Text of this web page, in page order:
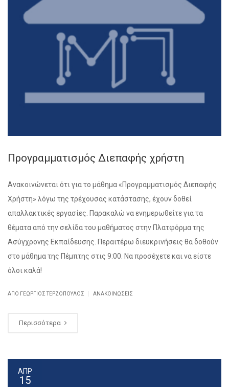
Προγραμματισμός Διεπαφής χρήστη
Ανακοινώνεται ότι για το μάθημα «Προγραμματισμός Διεπαφής
Χρήστη» λόγω της τρέχουσας κατάστασης, έχουν δοθεί
απαλλακτικές εργασίες. Παρακαλώ να ενημερωθείτε για τα
θέματα από την σελίδα του μαθήματος στην Πλατφόρμα της
Ασύγχρονης Εκπαίδευσης. Περαιτέρω διευκρινήσεις θα δοθούν
στο μάθημα της Πέμπτης στις 9:00. Να προσέχετε και να είστε
όλοι καλά!
ΑΠΌ ΓΕΏΡΓΙΟΣ ΤΕΡΖΌΠΟΥΛΟΣ ΑΝΑΚΟΙΝΏΣΕΙΣ
Περισσότερα
ΑΠΡ
15